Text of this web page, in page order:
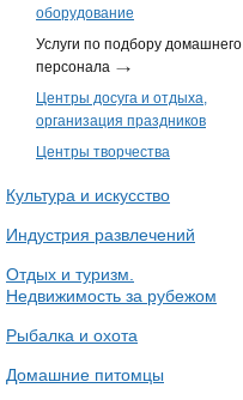
оборудование
Услуги по подбору домашнего
персонала
Центры досуга и отдыха,
организация праздников
Центры творчества
Культура и искусство
Индустрия развлечений
Отдых и туризм.
Недвижимость за рубежом
Рыбалка и охота
Домашние питомцы